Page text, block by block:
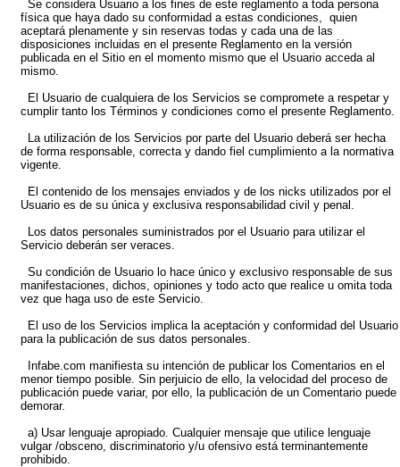
Se considera Usuario a los fines de este reglamento a toda persona
física que haya dado su conformidad a estas condiciones, quien
aceptará plenamente y sin reservas todas y cada una de las
disposiciones incluidas en el presente Reglamento en la versión
publicada en el Sitio en el momento mismo que el Usuario acceda al
mismo.
El Usuario de cualquiera de los Servicios se compromete a respetar y
cumplir tanto los Términos y condiciones como el presente Reglamento.
La utilización de los Servicios por parte del Usuario deberá ser hecha
de forma responsable, correcta y dando fiel cumplimiento a la normativa
vigente.
El contenido de los mensajes enviados y de los nicks utilizados por el
Usuario es de su única y exclusiva responsabilidad civil y penal.
Los datos personales suministrados por el Usuario para utilizar el
Servicio deberán ser veraces.
Su condición de Usuario lo hace único y exclusivo responsable de sus
manifestaciones, dichos, opiniones y todo acto que realice u omita toda
vez que haga uso de este Servicio.
El uso de los Servicios implica la aceptación y conformidad del Usuario
para la publicación de sus datos personales.
Infabe.com manifiesta su intención de publicar los Comentarios en el
menor tiempo posible. Sin perjuicio de ello, la velocidad del proceso de
publicación puede variar, por ello, la publicación de un Comentario puede
demorar.
a) Usar lenguaje apropiado. Cualquier mensaje que utilice lenguaje
vulgar /obsceno, discriminatorio y/u ofensivo está terminantemente
prohibido.